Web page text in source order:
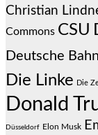
Christian
Commons CSU
Deutsche
Die Linke Die
Donald
Düsseldorf Elon Musk